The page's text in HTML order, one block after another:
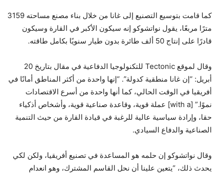
كما قامت بتوسيع التصنيع إلى غانا من خلال بناء مصنع مساحته 3159
مترًا مربعًا، يقول نواتشوكو إنه سيكون الأكبر في القارة وسيكون
قادرًا على إنتاج 50 ألف طائرة بدون طيار سنويًا بكامل طاقته.
وقال لموقع Tectonic للتكنولوجيا الدفاعية في مقال بتاريخ 20
أبريل: “إن غانا منطقية كدولة”. “إنها واحدة من أكثر المناطق أمانًا في
أفريقيا في الوقت الحالي، كما أنها واحدة من أسرع الاقتصادات
نموًا.” [with a] عملة قوية، وقاعدة صناعية قوية، وأشخاص أذكياء
حقا، وإرادة سياسية عالية للرغبة في قيادة القارة من حيث التنمية
الصناعية والدفاع السيادي.
وقال نواتشوكو إن حلمه هو المساعدة في تصنيع أفريقيا، ولكن لكي
يحدث ذلك، “يتعين علينا أن نحل القاسم المشترك، وهو انعدام